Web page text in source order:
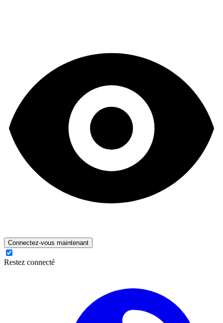
Connectez-vous maintenant
Restez connecté